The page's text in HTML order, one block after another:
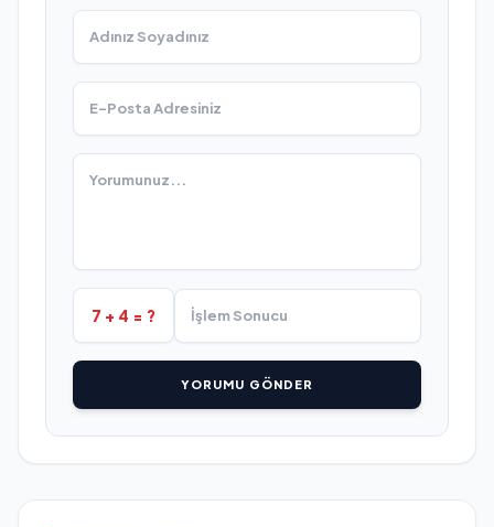
7 + 4 = ?
YORUMU GÖNDER